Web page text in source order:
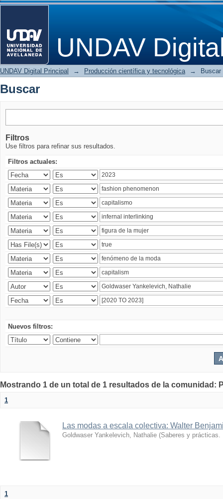
UNDAV
Buscar
UNDAV Digital Principal → Producción científica y tecnológica → Buscar
Buscar
Filtros
Use filtros para refinar sus resultados.
Filtros actuales:
Nuevos filtros:
Mostrando 1 de un total de 1 resultados de la
1
Las modas a escala colectiva: Walter
Goldwaser Yankelevich, Nathalie (Saberes y
1